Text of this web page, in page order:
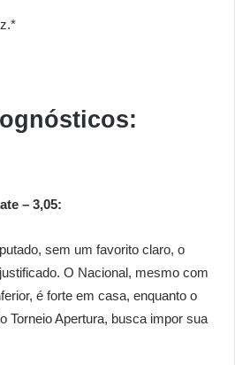
– 3,05:
sem um favorito claro, o
O Nacional, mesmo com
é forte em casa, enquanto o
Torneio Apertura, busca impor sua